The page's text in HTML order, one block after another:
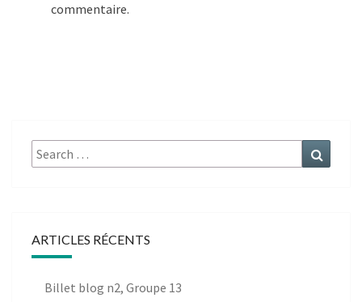
commentaire.
Search
for:
ARTICLES RÉCENTS
Billet blog n2, Groupe 13